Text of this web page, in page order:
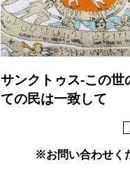
サンクトゥス-この世
ての民は一致して
※お問い合わせく